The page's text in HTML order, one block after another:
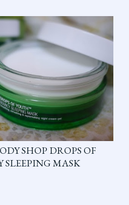
SHOP DROPS OF
SLEEPING MASK